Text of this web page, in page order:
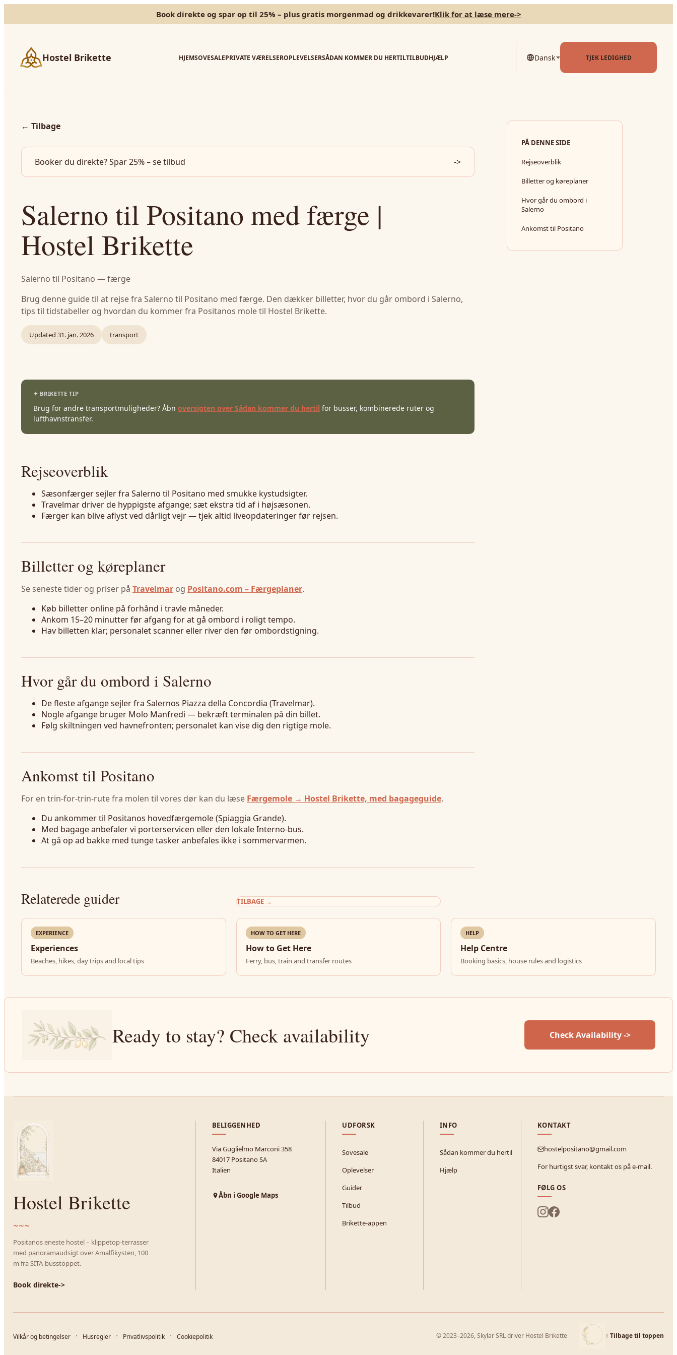
Book direkte og spar op til 25% – plus gratis morgenmad og drikkevarer!Klik for at læse mere->
Hostel Brikette HJEMSOVESALEPRIVATE VÆRELSEROPLEVELSERSÅDAN KOMMER DU HERTILTILBUDHJÆLP Dansk TJEK LEDIGHED
← Tilbage
Booker du direkte? Spar 25% – se tilbud ->
Salerno til Positano med færge |
Hostel Brikette
Salerno til Positano — færge
Brug denne guide til at rejse fra Salerno til Positano med færge. Den dækker billetter, hvor du går ombord i Salerno,
tips til tidstabeller og hvordan du kommer fra Positanos mole til Hostel Brikette.
Updated 31. jan. 2026 transport
Brug for andre transportmuligheder? Åbn oversigten over Sådan kommer du hertil for busser, kombinerede ruter og
lufthavnstransfer.
Rejseoverblik
Sæsonfærger sejler fra Salerno til Positano med smukke kystudsigter.
Travelmar driver de hyppigste afgange; sæt ekstra tid af i højsæsonen.
Færger kan blive aflyst ved dårligt vejr — tjek altid liveopdateringer før rejsen.
Billetter og køreplaner
Se seneste tider og priser på Travelmar og Positano.com – Færgeplaner.
Køb billetter online på forhånd i travle måneder.
Ankom 15–20 minutter før afgang for at gå ombord i roligt tempo.
Hav billetten klar; personalet scanner eller river den før ombordstigning.
Hvor går du ombord i Salerno
De fleste afgange sejler fra Salernos Piazza della Concordia (Travelmar).
Nogle afgange bruger Molo Manfredi — bekræft terminalen på din billet.
Følg skiltningen ved havnefronten; personalet kan vise dig den rigtige mole.
Ankomst til Positano
For en trin-for-trin-rute fra molen til vores dør kan du læse Færgemole → Hostel Brikette, med bagageguide.
Du ankommer til Positanos hovedfærgemole (Spiaggia Grande).
Med bagage anbefaler vi porterservicen eller den lokale Interno-bus.
At gå op ad bakke med tunge tasker anbefales ikke i sommervarmen.
PÅ DENNE SIDE
Rejseoverblik
Billetter og køreplaner
Hvor går du ombord i
Salerno
Ankomst til Positano
Relaterede guider TILBAGE→
EXPERIENCE
Experiences
Beaches, hikes, day trips and local tips
HOW TO GET HERE
How to Get Here
Ferry, bus, train and transfer routes
HELP
Help Centre
Booking basics, house rules and logistics
Ready to stay? Check availability Check Availability ->
Hostel Brikette
~~~
Positanos eneste hostel – klippetop-terrasser
med panoramaudsigt over Amalfikysten, 100
m fra SITA-busstoppet.
Book direkte->
BELIGGENHED
Via Guglielmo Marconi 358
84017 Positano SA
Italien
Åbn i Google Maps
UDFORSK
Sovesale
Oplevelser
Guider
Tilbud
Brikette-appen
INFO
Sådan kommer du hertil
Hjælp
KONTAKT
hostelpositano@gmail.com
For hurtigst svar, kontakt os på e-mail.
FØLG OS
Vilkår og betingelser Husregler Privatlivspolitik Cookiepolitik © 2023–2026, Skylar SRL driver Hostel Brikette ↑ Tilbage til toppen